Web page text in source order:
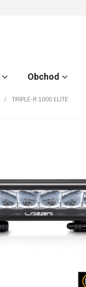
Obchod
TRIPLE-R 1000 ELITE